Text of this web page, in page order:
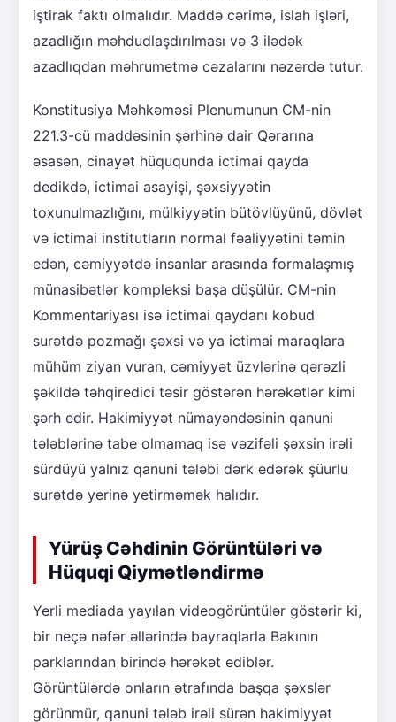
iştirak faktı olmalıdır. Maddə cərimə, islah işləri,
azadlığın məhdudlaşdırılması və 3 ilədək
azadlıqdan məhrumetmə cəzalarını nəzərdə tutur.
Konstitusiya Məhkəməsi Plenumunun CM-nin
221.3-cü maddəsinin şərhinə dair Qərarına
əsasən, cinayət hüququnda ictimai qayda
dedikdə, ictimai asayişi, şəxsiyyətin
toxunulmazlığını, mülkiyyətin bütövlüyünü, dövlət
və ictimai institutların normal fəaliyyətini təmin
edən, cəmiyyətdə insanlar arasında formalaşmış
münasibətlər kompleksi başa düşülür. CM-nin
Kommentariyası isə ictimai qaydanı kobud
surətdə pozmağı şəxsi və ya ictimai maraqlara
mühüm ziyan vuran, cəmiyyət üzvlərinə qərəzli
şəkildə təhqiredici təsir göstərən hərəkətlər kimi
şərh edir. Hakimiyyət nümayəndəsinin qanuni
tələblərinə tabe olmamaq isə vəzifəli şəxsin irəli
sürdüyü yalnız qanuni tələbi dərk edərək şüurlu
surətdə yerinə yetirməmək halıdır.
Yürüş Cəhdinin Görüntüləri və
Hüquqi Qiymətləndirmə
Yerli mediada yayılan videogörüntülər göstərir ki,
bir neçə nəfər əllərində bayraqlarla Bakının
parklarından birində hərəkət ediblər.
Görüntülərdə onların ətrafında başqa şəxslər
görünmür, qanuni tələb irəli sürən hakimiyyət